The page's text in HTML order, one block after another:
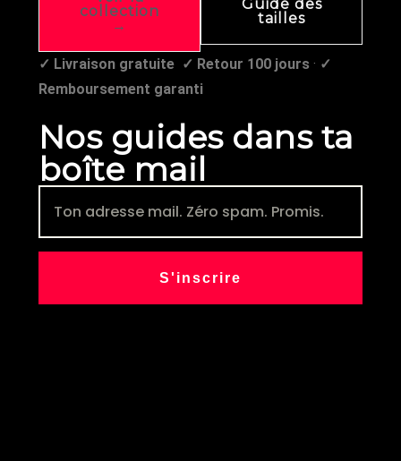
collection
→
Guide des
tailles
✓ Livraison gratuite ✓ Retour 100 jours · ✓
Remboursement garanti
Nos guides dans ta
boîte mail
S'inscrire